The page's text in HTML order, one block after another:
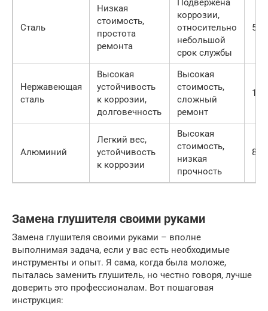
Сталь
Низкая
стоимость,
простота
ремонта
Подвержена
коррозии,
относительно
небольшой
срок службы
5-7
Нержавеющая
сталь
Высокая
устойчивость
к коррозии,
долговечность
Высокая
стоимость,
сложный
ремонт
10-
Алюминий
Легкий вес,
устойчивость
к коррозии
Высокая
стоимость,
низкая
прочность
8-
Замена глушителя своими руками
Замена глушителя своими руками – вполне
выполнимая задача, если у вас есть необходимые
инструменты и опыт. Я сама, когда была моложе,
пыталась заменить глушитель, но честно говоря, лучше
доверить это профессионалам. Вот пошаговая
инструкция: